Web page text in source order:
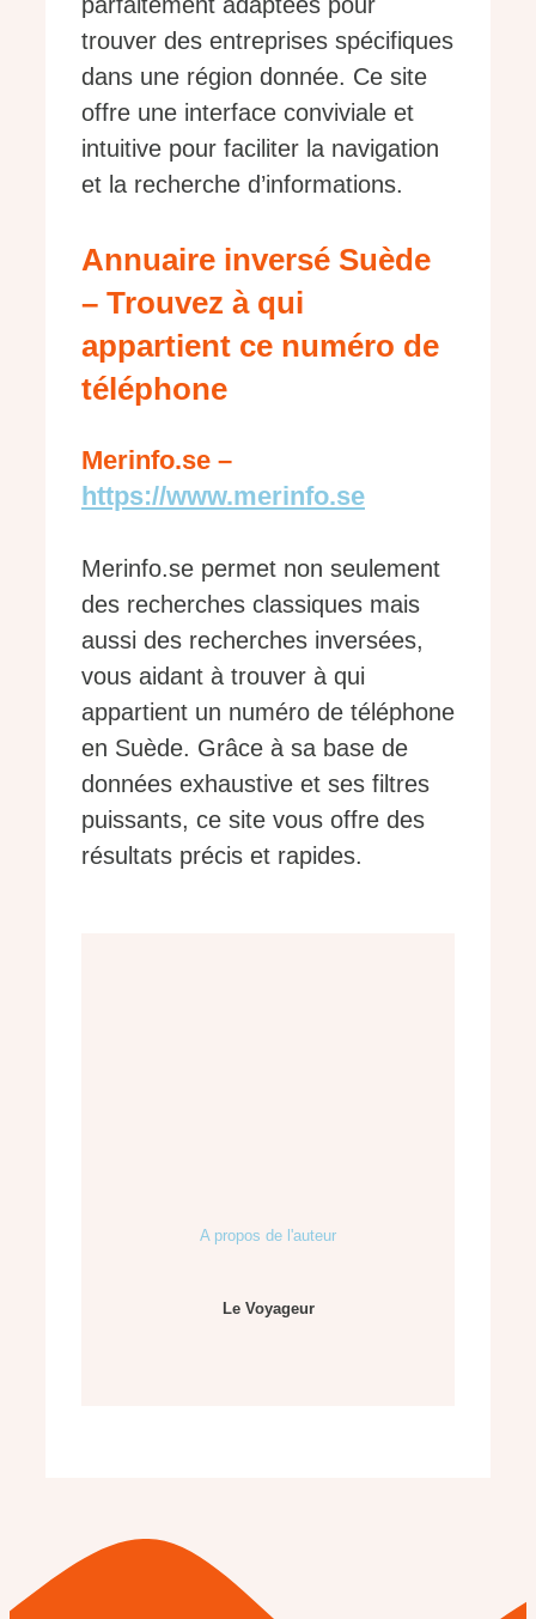
parfaitement adaptées pour
trouver des entreprises spécifiques
dans une région donnée. Ce site
offre une interface conviviale et
intuitive pour faciliter la navigation
et la recherche d’informations.
Annuaire inversé Suède
– Trouvez à qui
appartient ce numéro de
téléphone
Merinfo.se –
https://www.merinfo.se
Merinfo.se permet non seulement
des recherches classiques mais
aussi des recherches inversées,
vous aidant à trouver à qui
appartient un numéro de téléphone
en Suède. Grâce à sa base de
données exhaustive et ses filtres
puissants, ce site vous offre des
résultats précis et rapides.
A propos de l'auteur
Le Voyageur